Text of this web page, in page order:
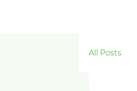
All Posts